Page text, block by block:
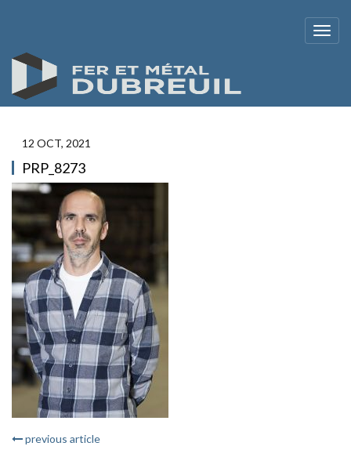
12 OCT, 2021
PRP_8273
previous article